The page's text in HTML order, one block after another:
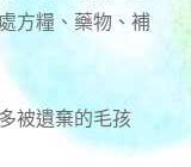
方糧、藥物、補
被遺棄的毛孩